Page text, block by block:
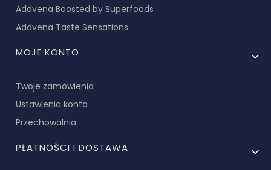
Addvena Boosted by Superfoods
Addvena Taste Sensations
MOJE KONTO
Twoje zamówienia
Ustawienia konta
Przechowalnia
PŁATNOŚCI I DOSTAWA